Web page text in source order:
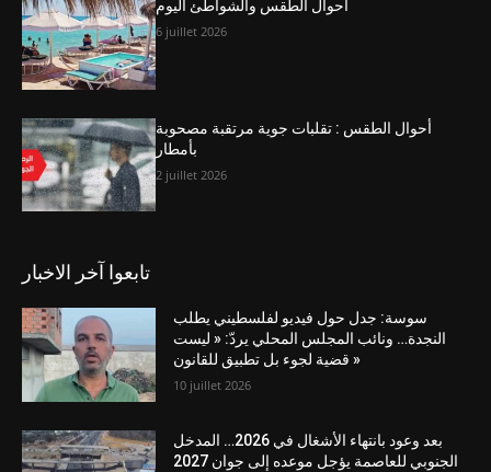
أحوال الطقس والشواطئ اليوم
6 juillet 2026
أحوال الطقس : تقلبات جوية مرتقبة مصحوبة
بأمطار
2 juillet 2026
تابعوا آخر الاخبار
سوسة: جدل حول فيديو لفلسطيني يطلب
النجدة… ونائب المجلس المحلي يردّ: « ليست
قضية لجوء بل تطبيق للقانون »
10 juillet 2026
بعد وعود بانتهاء الأشغال في 2026… المدخل
الجنوبي للعاصمة يؤجل موعده إلى جوان 2027